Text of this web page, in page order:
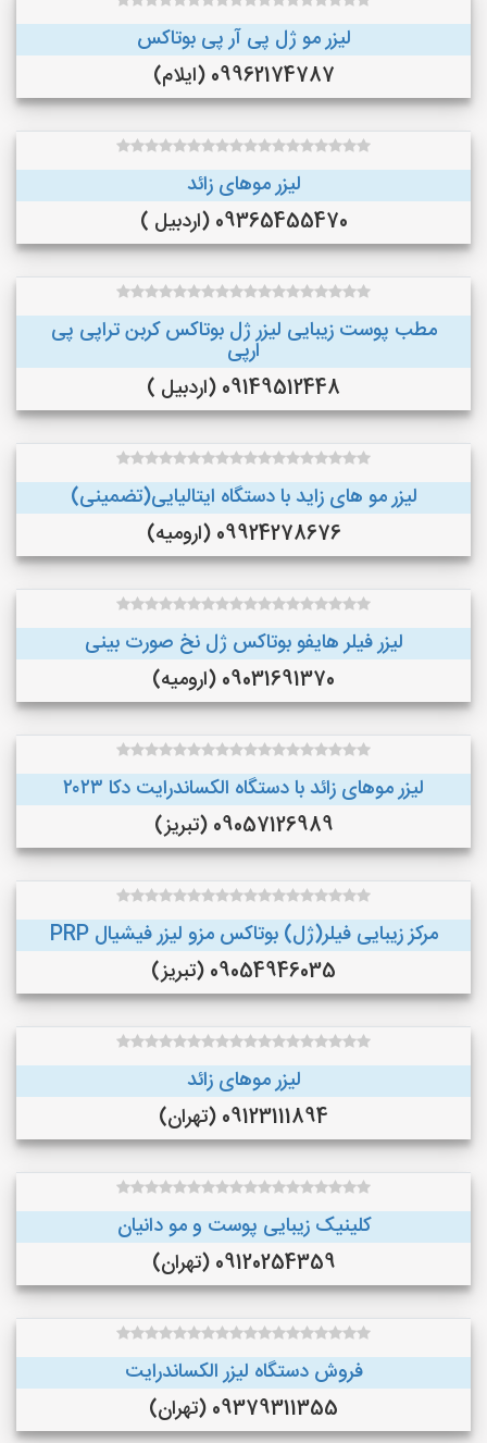
لیزر مو ژل پی آر پی بوتاکس
09962174787 (ایلام)
لیزر موهای زائد
09365455470 (اردبیل )
مطب پوست زیبایی لیزر ژل بوتاکس کربن تراپی پی
ارپی
09149512448 (اردبیل )
لیزر مو های زاید با دستگاه ایتالیایی(تضمینی)
09924278676 (ارومیه)
لیزر فیلر هایفو بوتاکس ژل نخ صورت بینی
09031691370 (ارومیه)
لیزر موهای زائد با دستگاه الکساندرایت دکا ۲۰۲۳
09057126989 (تبریز)
مرکز زیبایی فیلر(ژل) بوتاکس مزو لیزر فیشیال PRP
09054946035 (تبریز)
لیزر موهای زائد
09123111894 (تهران)
کلینیک زیبایی پوست و مو دانیان
09120254359 (تهران)
فروش دستگاه لیزر الکساندرایت
09379311355 (تهران)